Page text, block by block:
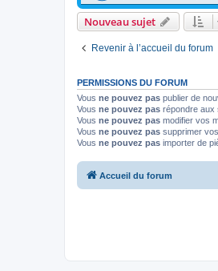
Nouveau sujet
Revenir à l’accueil du forum
PERMISSIONS DU FORUM
Vous ne pouvez pas publier de
Vous ne pouvez pas répondre aux
Vous ne pouvez pas modifier vos
Vous ne pouvez pas supprimer
Vous ne pouvez pas importer de
Accueil du forum